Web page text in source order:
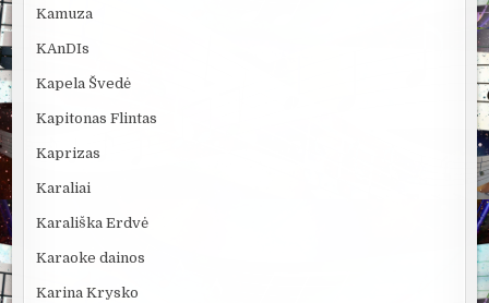
Kamuza
KAnDIs
Kapela Švedė
Kapitonas Flintas
Kaprizas
Karaliai
Karališka Erdvė
Karaoke dainos
Karina Krysko